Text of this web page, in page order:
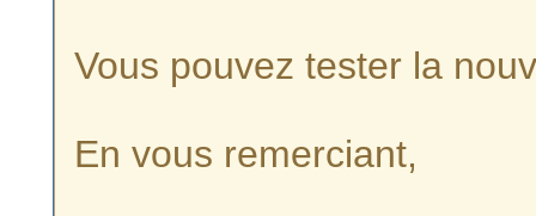
Vous pouvez tester la
En vous remerciant,